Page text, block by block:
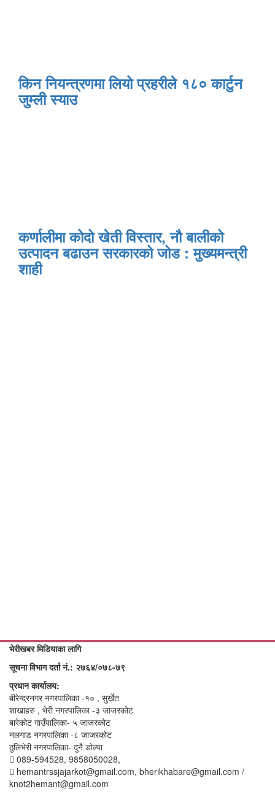
किन नियन्त्रणमा लियो प्रहरीले १८० कार्टुन
जुम्ली स्याउ
कर्णालीमा कोदो खेती विस्तार, नौ बालीको
उत्पादन बढाउन सरकारको जोड : मुख्यमन्त्री
शाही
भेरीखबर मिडियाका लागि
सूचना विभाग दर्ता नं.: २७६४/०७८-७९
प्रधान कार्यालय:
बीरेन्द्रनगर नगरपालिका -१० , सुर्खेत
शाखाहरु , भेरी नगरपालिका -३ जाजरकोट
बारेकोट गाउँपालिका- ५ जाजरकोट
नलगाड नगरपालिका -८ जाजरकोट
ठुलिभेरी नगरपालिका- दुनै डोल्पा
089-594528, 9858050028,
hemantrssjajarkot@gmail.com, bherikhabare@gmail.com /
knot2hemant@gmail.com